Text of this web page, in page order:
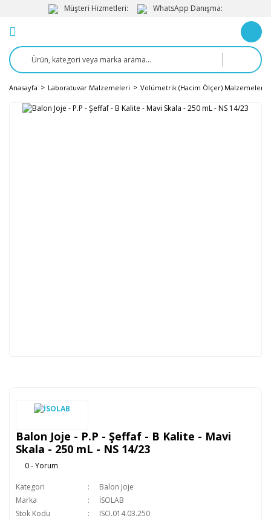
Müşteri Hizmetleri: WhatsApp Danışma:
Anasayfa Laboratuvar Malzemeleri Volümetrik (Hacim Ölçer) Malzemeler
Balon Joje - P.P - Şeffaf - B Kalite - Mavi
Skala - 250 mL - NS 14/23
0 - Yorum
Kategori
Balon Joje
Marka
İSOLAB
Stok Kodu
ISO.014.03.250